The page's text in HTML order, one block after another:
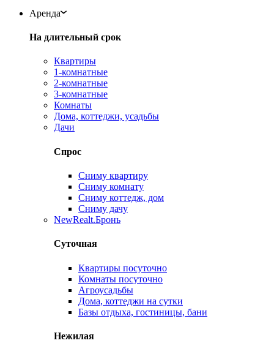
Аренда
На длительный срок
Квартиры
1-комнатные
2-комнатные
3-комнатные
Комнаты
Дома, коттеджи, усадьбы
Дачи
Спрос
Сниму квартиру
Сниму комнату
Сниму коттедж, дом
Сниму дачу
NewRealt.Бронь
Суточная
Квартиры посуточно
Комнаты посуточно
Агроусадьбы
Дома, коттеджи на сутки
Базы отдыха, гостиницы, бани
Нежилая